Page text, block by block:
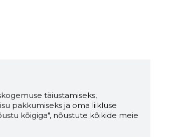
täiustamiseks,
pakkumiseks ja oma liikluse
kõigiga", nõustute kõikide meie